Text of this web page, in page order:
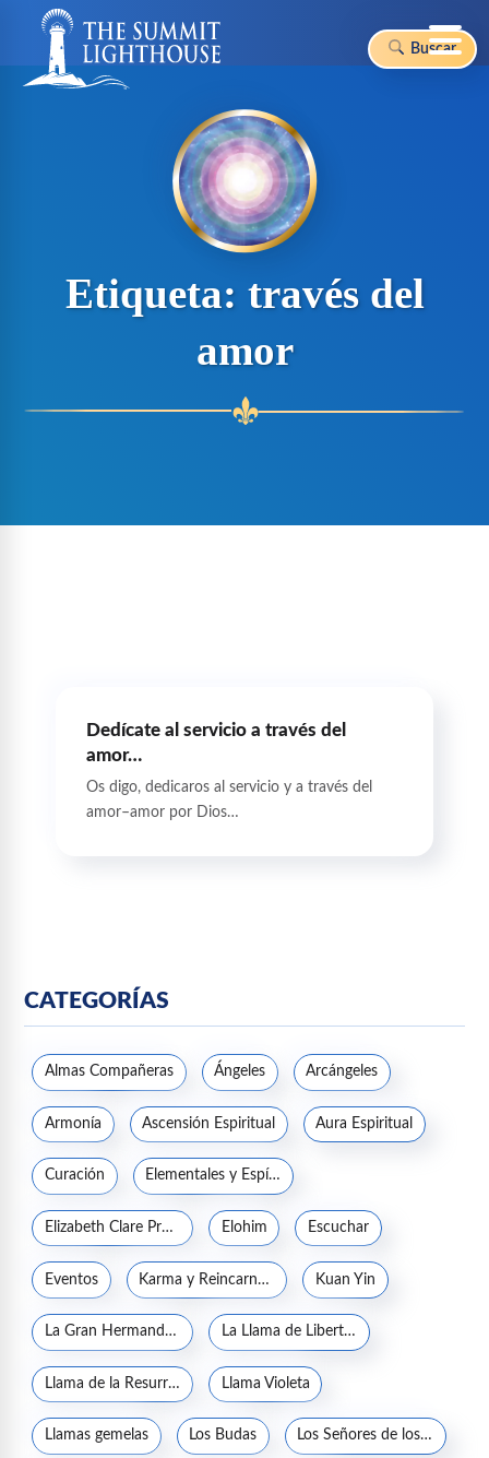
Buscar
Etiqueta: través del
amor
Dedícate al servicio a través del
amor…
Os digo, dedicaros al servicio y a través del
amor–amor por Dios…
CATEGORÍAS
Almas Compañeras Ángeles Arcángeles
Armonía Ascensión Espiritual Aura Espiritual
Curación Elementales y Espíritus de la naturaleza
Elizabeth Clare Prophet Elohim Escuchar
Eventos Karma y Reincarnación Kuan Yin
La Gran Hermandad Blanca La Llama de Libertad
Llama de la Resurrección Llama Violeta
Llamas gemelas Los Budas Los Señores de los Siete Rayos